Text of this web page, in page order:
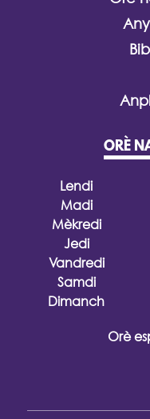
ORÈ
Lendi
Madi
Mèkredi
Jedi
Vandredi
Samdi
Dimanch
Orè